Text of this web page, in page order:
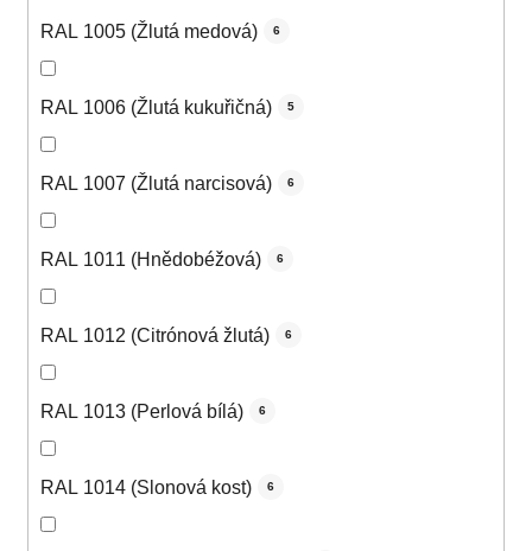
RAL 1005 (Žlutá medová) 6
RAL 1006 (Žlutá kukuřičná) 5
RAL 1007 (Žlutá narcisová) 6
RAL 1011 (Hnědobéžová) 6
RAL 1012 (Citrónová žlutá) 6
RAL 1013 (Perlová bílá) 6
RAL 1014 (Slonová kost) 6